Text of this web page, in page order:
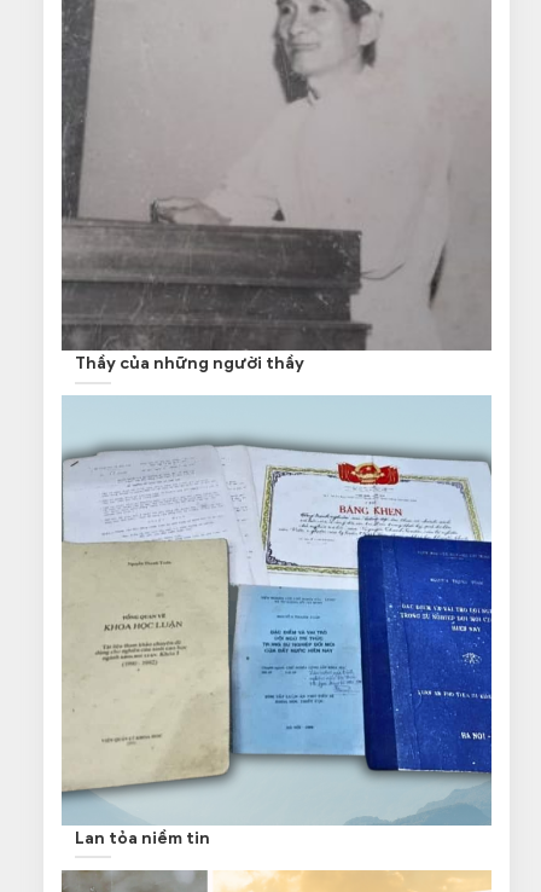
Thầy của những người thầy
Lan tỏa niềm tin